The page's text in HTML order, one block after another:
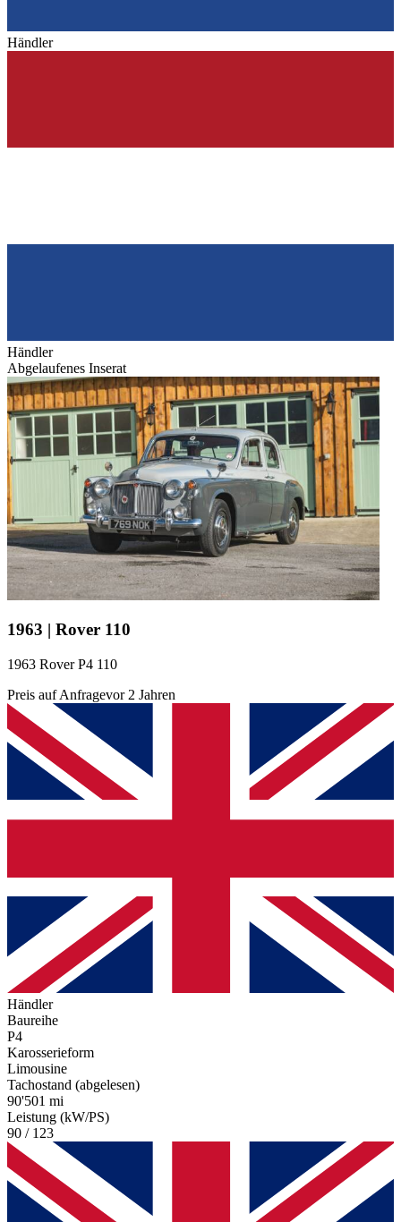
Händler
Händler
Abgelaufenes Inserat
1963 | Rover 110
1963 Rover P4 110
Preis auf Anfragevor 2 Jahren
Händler
Baureihe
P4
Karosserieform
Limousine
Tachostand (abgelesen)
90'501 mi
Leistung (kW/PS)
90 / 123